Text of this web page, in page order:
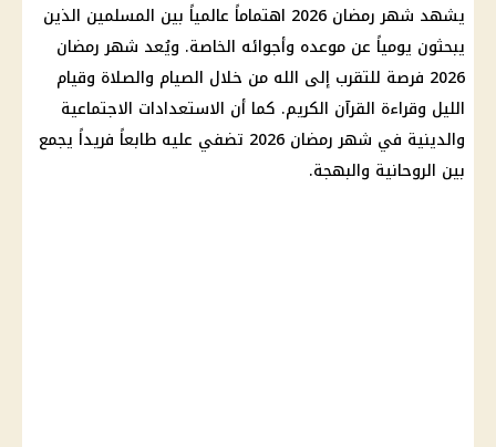
يشهد شهر رمضان 2026 اهتماماً عالمياً بين المسلمين الذين
يبحثون يومياً عن موعده وأجوائه الخاصة. ويُعد شهر رمضان
2026 فرصة للتقرب إلى الله من خلال الصيام والصلاة وقيام
الليل وقراءة القرآن الكريم. كما أن الاستعدادات الاجتماعية
والدينية في شهر رمضان 2026 تضفي عليه طابعاً فريداً يجمع
بين الروحانية والبهجة.